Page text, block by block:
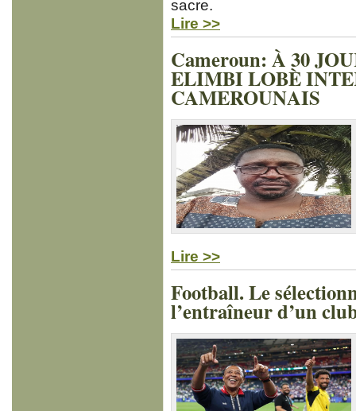
sacre.
Lire >>
Cameroun: À 30
ELIMBI LOBÈ
CAMEROUNAIS
Lire >>
Football. Le
l’entraîneur d’un